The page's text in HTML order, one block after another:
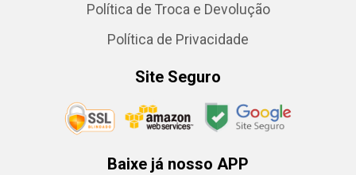
Política de Troca e Devolução
Política de Privacidade
Site Seguro
Baixe já nosso APP